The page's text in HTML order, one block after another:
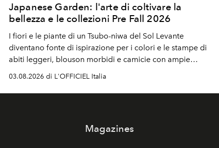
Japanese Garden: l'arte di coltivare la
bellezza e le collezioni Pre Fall 2026
I fiori e le piante di un Tsubo-niwa del Sol Levante
diventano fonte di ispirazione per i colori e le stampe di
abiti leggeri, blouson morbidi e camicie con ampie
03.08.2026 di L'OFFICIEL Italia
Magazines